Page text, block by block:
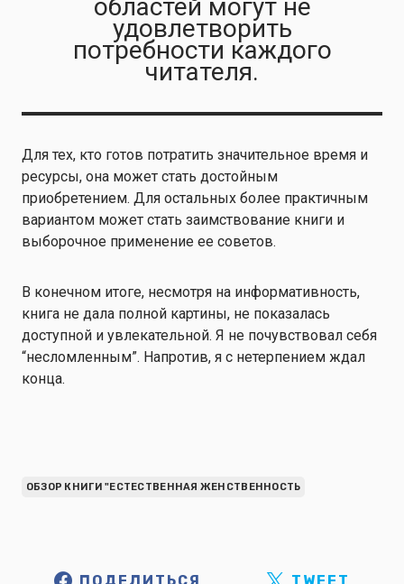
областей могут не
удовлетворить
потребности каждого
читателя.
Для тех, кто готов потратить значительное время и
ресурсы, она может стать достойным
приобретением. Для остальных более практичным
вариантом может стать заимствование книги и
выборочное применение ее советов.
В конечном итоге, несмотря на информативность,
книга не дала полной картины, не показалась
доступной и увлекательной. Я не почувствовал себя
“несломленным”. Напротив, я с нетерпением ждал
конца.
ОБЗОР КНИГИ "ЕСТЕСТВЕННАЯ ЖЕНСТВЕННОСТЬ
ПОДЕЛИТЬСЯ TWEET